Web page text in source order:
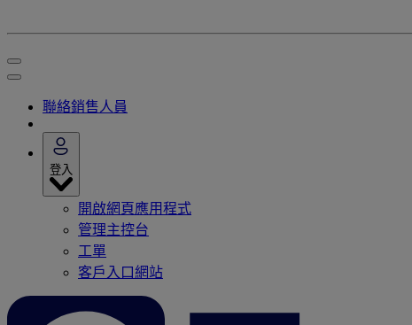
聯絡銷售人員
登入
開啟網頁應用程式
管理主控台
工單
客戶入口網站